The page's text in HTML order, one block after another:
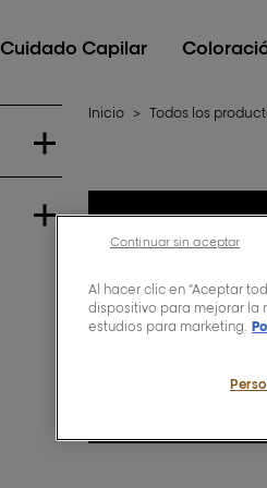
Cuidado Capilar
Inicio > Todos los
Al hacer clic en “Aceptar
dispositivo para mejorar la
estudios para marketing.
Continuar sin aceptar